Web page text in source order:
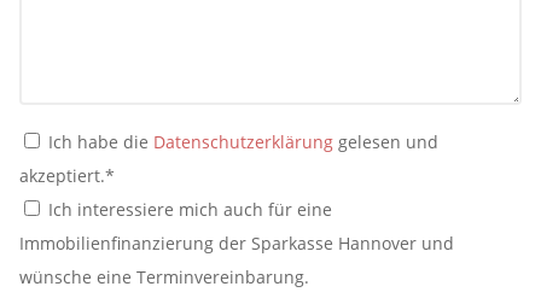
Ich habe die Datenschutzerklärunggelesen und
akzeptiert.*
Ich interessiere mich auch für eine
Immobilienfinanzierung der Sparkasse Hannover und
wünsche eine Terminvereinbarung.